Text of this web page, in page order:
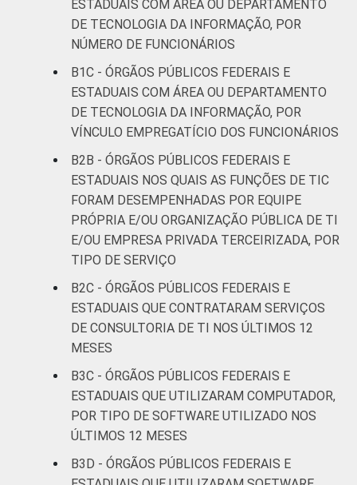
ESTADUAIS COM ÁREA OU DEPARTAMENTO
DE TECNOLOGIA DA INFORMAÇÃO, POR
NÚMERO DE FUNCIONÁRIOS
B1C - ÓRGÃOS PÚBLICOS FEDERAIS E
ESTADUAIS COM ÁREA OU DEPARTAMENTO
DE TECNOLOGIA DA INFORMAÇÃO, POR
VÍNCULO EMPREGATÍCIO DOS FUNCIONÁRIOS
B2B - ÓRGÃOS PÚBLICOS FEDERAIS E
ESTADUAIS NOS QUAIS AS FUNÇÕES DE TIC
FORAM DESEMPENHADAS POR EQUIPE
PRÓPRIA E/OU ORGANIZAÇÃO PÚBLICA DE TI
E/OU EMPRESA PRIVADA TERCEIRIZADA, POR
TIPO DE SERVIÇO
B2C - ÓRGÃOS PÚBLICOS FEDERAIS E
ESTADUAIS QUE CONTRATARAM SERVIÇOS
DE CONSULTORIA DE TI NOS ÚLTIMOS 12
MESES
B3C - ÓRGÃOS PÚBLICOS FEDERAIS E
ESTADUAIS QUE UTILIZARAM COMPUTADOR,
POR TIPO DE SOFTWARE UTILIZADO NOS
ÚLTIMOS 12 MESES
B3D - ÓRGÃOS PÚBLICOS FEDERAIS E